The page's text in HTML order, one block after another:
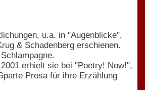
u.a. in "Augenblicke",
& Schadenberg erschienen.
erhielt sie bei "Poetry! Now!",
Prosa für ihre Erzählung